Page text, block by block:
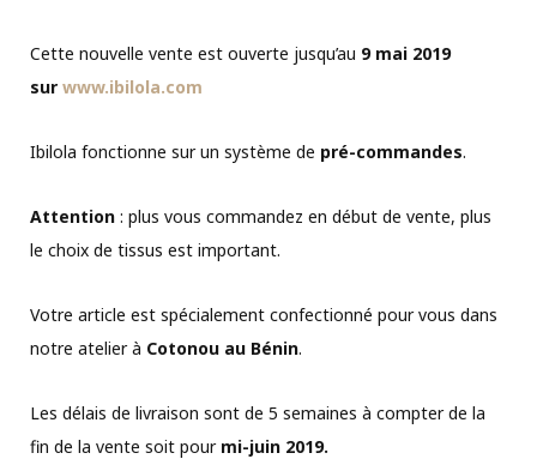
Cette nouvelle vente est ouverte jusqu’au 9 mai 2019
sur www.ibilola.com
Ibilola fonctionne sur un système de pré-commandes.
Attention : plus vous commandez en début de vente, plus
le choix de tissus est important.
Votre article est spécialement confectionné pour vous dans
notre atelier à Cotonou au Bénin.
Les délais de livraison sont de 5 semaines à compter de la
fin de la vente soit pour mi-juin 2019.